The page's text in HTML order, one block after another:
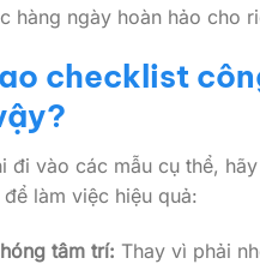
hàng ngày hoàn hảo cho
checklist
đi vào các mẫu cụ thể,
làm việc hiệu quả:
tâm trí: Thay vì phải